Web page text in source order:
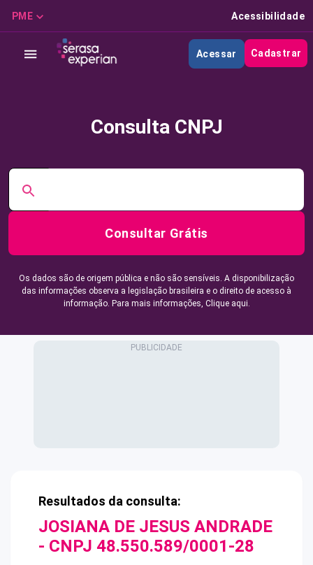
PME Acessibilidade
Acessar Cadastrar
Consulta CNPJ
Consultar Grátis
Os dados são de origem pública e não são sensíveis. A disponibilização
das informações observa a legislação brasileira e o direito de acesso à
informação. Para mais informações, Clique aqui.
Resultados da consulta:
JOSIANA DE JESUS ANDRADE
- CNPJ 48.550.589/0001-28